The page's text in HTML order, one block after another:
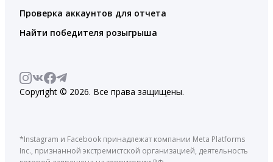
Проверка аккаунтов для отчета
Найти победителя розыгрыша
Copyright © 2026. Все права защищены.
*Instagram и Facebook принадлежат компании Meta Platforms
Inc., признанной экстремистской организацией, деятельность